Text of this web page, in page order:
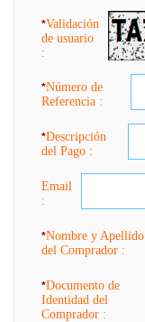
*Validación
de usuario
:
*Número de
Referencia :
*Descripción
del Pago :
Email
:
*Nombre y Apellido
del Comprador :
*Documento de
Identidad del
Comprador :